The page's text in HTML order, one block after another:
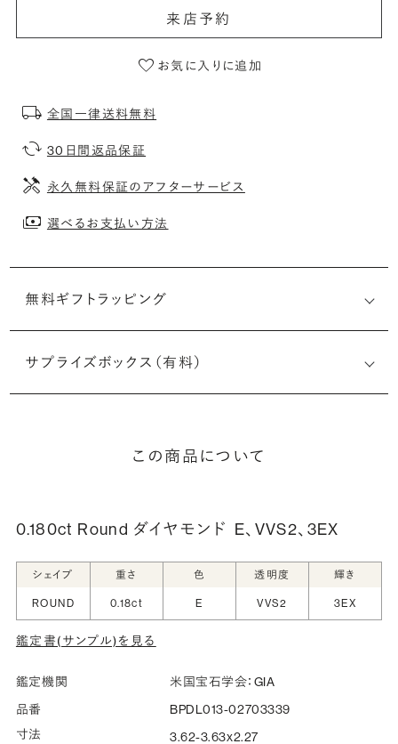
来店予約
お気に入りに追加
全国一律送料無料
30日間返品保証
永久無料保証のアフターサービス
選べるお支払い方法
無料ギフトラッピング
サプライズボックス（有料）
この商品について
0.180ct Round ダイヤモンド E、VVS2、3EX
シェイプ 重さ 色 透明度 輝き
ROUND 0.18ct E VVS2 3EX
鑑定書(サンプル)を見る
鑑定機関
米国宝石学会：GIA
品番
BPDL013-02703339
寸法
3.62-3.63x2.27